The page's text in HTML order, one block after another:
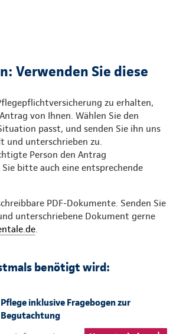
Verwenden Sie diese
zu erhalten,
von Ihnen. Wählen Sie den
passt, und senden Sie ihn uns
und unterschrieben zu.
Person den Antrag
bitte auch eine entsprechende
PDF-Dokumente. Senden Sie
unterschriebene Dokument gerne
.
benötigt wird:
inklusive Fragebogen zur